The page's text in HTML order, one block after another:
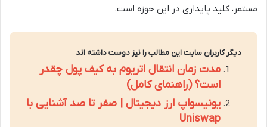
مستمر، کلید پایداری در این حوزه است.
دیگر کاربران سایت این مطالب را نیز دوست داشته اند
مدت زمان انتقال اتریوم به کیف پول چقدر
است؟ (راهنمای کامل)
یونیسواپ ارز دیجیتال | صفر تا صد آشنایی با
Uniswap